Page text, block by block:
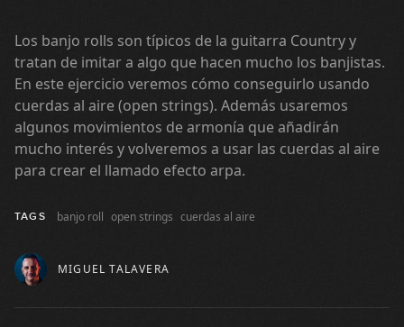
Los banjo rolls son típicos de la guitarra Country y
tratan de imitar a algo que hacen mucho los banjistas.
En este ejercicio veremos cómo conseguirlo usando
cuerdas al aire (open strings). Además usaremos
algunos movimientos de armonía que añadirán
mucho interés y volveremos a usar las cuerdas al aire
para crear el llamado efecto arpa.
TAGS banjo roll open strings cuerdas al aire
MIGUEL TALAVERA
#19 Groove Jazz-Funk en Cm
08:45
#20 Latin Fingerstyle en Em
GRATIS
#21 Línea melódica en Bb dórico